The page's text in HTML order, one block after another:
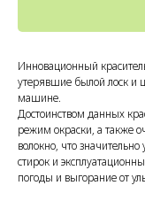
Инновационный
утерявшие былой лоск и
машине.
Достоинством данных
режим окраски, а также
волокно, что
стирок и
погоды и выгорание от